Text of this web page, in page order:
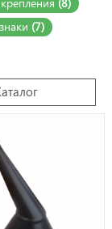
(7)